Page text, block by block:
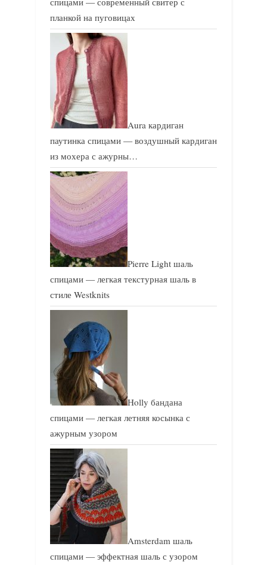
планкой на пуговицах
Aura кардиган
паутинка спицами — воздушный кардиган
из мохера с ажурны…
Pierre Light шаль
спицами — легкая текстурная шаль в
стиле Westknits
Holly бандана
спицами — легкая летняя косынка с
ажурным узором
Amsterdam шаль
спицами — эффектная шаль с узором